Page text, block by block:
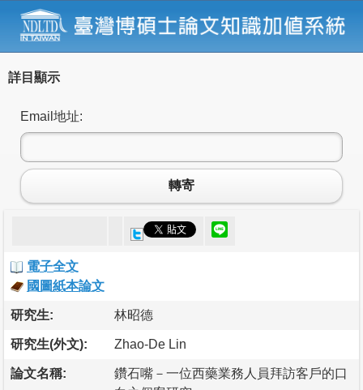
詳目顯示
Email地址:
轉寄
電子全文
國圖紙本論文
研究生: 林昭德
研究生(外文): Zhao-De Lin
論文名稱:
鑽石嘴－一位西藥業務人員拜訪客戶的口